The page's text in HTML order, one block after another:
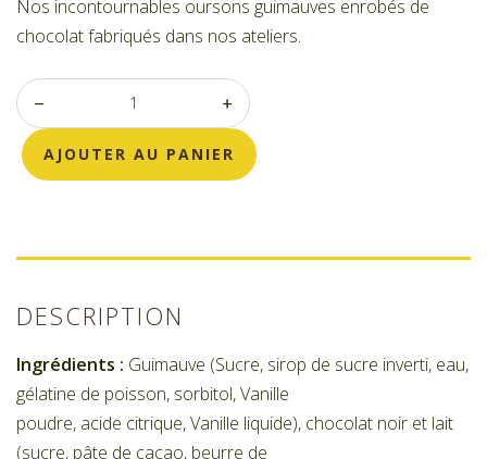
Nos incontournables oursons guimauves enrobés de
chocolat fabriqués dans nos ateliers.
AJOUTER AU PANIER
DESCRIPTION
Ingrédients : Guimauve (Sucre, sirop de sucre inverti, eau,
gélatine de poisson, sorbitol, Vanille
poudre, acide citrique, Vanille liquide), chocolat noir et lait
(sucre, pâte de cacao, beurre de